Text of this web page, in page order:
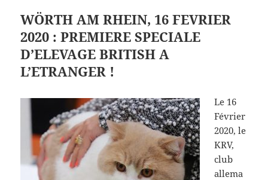
WÖRTH AM RHEIN, 16 FEVRIER
2020 : PREMIERE SPECIALE
D’ELEVAGE BRITISH A
L’ETRANGER !
Le 16
Février
2020, le
KRV,
club
allema